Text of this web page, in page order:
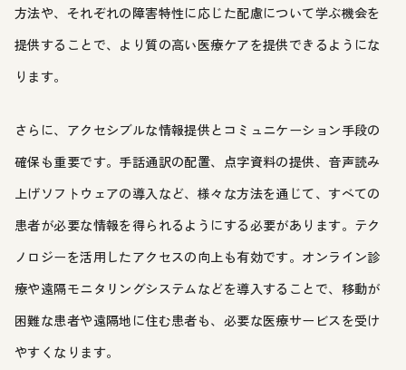
方法や、それぞれの障害特性に応じた配慮について学ぶ機会を
提供することで、より質の高い医療ケアを提供できるようにな
ります。
さらに、アクセシブルな情報提供とコミュニケーション手段の
確保も重要です。手話通訳の配置、点字資料の提供、音声読み
上げソフトウェアの導入など、様々な方法を通じて、すべての
患者が必要な情報を得られるようにする必要があります。テク
ノロジーを活用したアクセスの向上も有効です。オンライン診
療や遠隔モニタリングシステムなどを導入することで、移動が
困難な患者や遠隔地に住む患者も、必要な医療サービスを受け
やすくなります。